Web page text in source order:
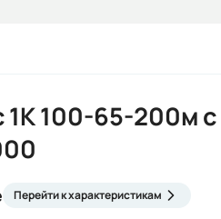
100-65-200м с эл.дв.
Перейти к характеристикам